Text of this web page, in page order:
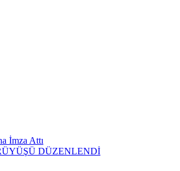
İmza Attı
DÜZENLENDİ